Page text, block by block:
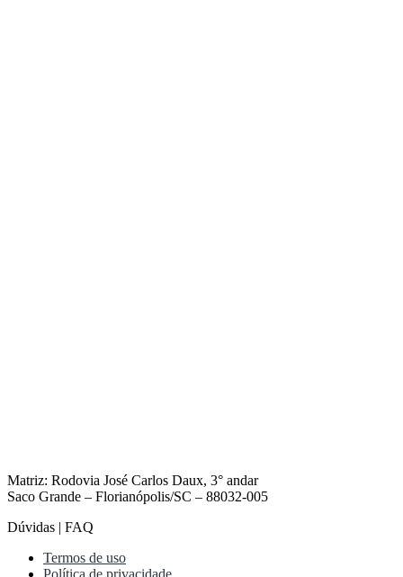
Matriz: Rodovia José Carlos Daux, 3° andar
Saco Grande – Florianópolis/SC – 88032-005
Dúvidas | FAQ
Termos de uso
Política de privacidade